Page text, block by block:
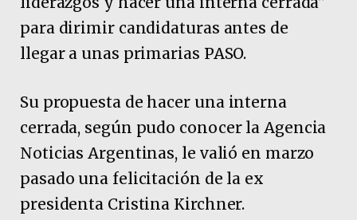
para dirimir candidaturas antes de
llegar a unas primarias PASO.
Su propuesta de hacer una interna
cerrada, según pudo conocer la Agencia
Noticias Argentinas, le valió en marzo
pasado una felicitación de la ex
presidenta Cristina Kirchner.